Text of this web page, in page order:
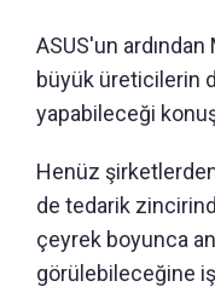
ASUS'un
büyük üreticilerin
yapabileceği
Henüz
de tedarik
çeyrek boyunca
görülebileceğine